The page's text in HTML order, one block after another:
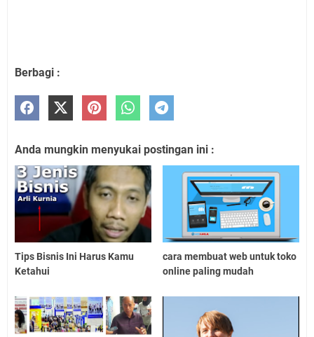
Berbagi :
Anda mungkin menyukai postingan ini :
Tips Bisnis Ini Harus Kamu
Ketahui
cara membuat web untuk toko
online paling mudah